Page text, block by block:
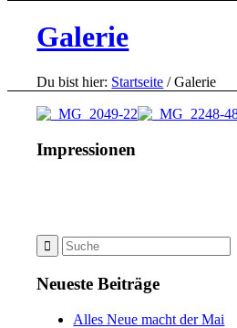
Galerie
Du bist hier: Startseite / Galerie
Impressionen
Neueste Beiträge
Alles Neue macht der Mai